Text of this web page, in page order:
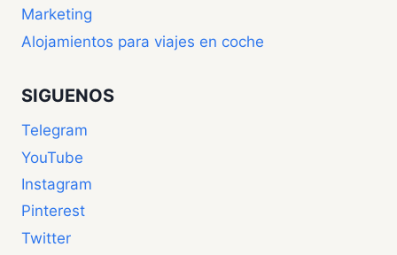
Marketing
Alojamientos para viajes en coche
SIGUENOS
Telegram
YouTube
Instagram
Pinterest
Twitter